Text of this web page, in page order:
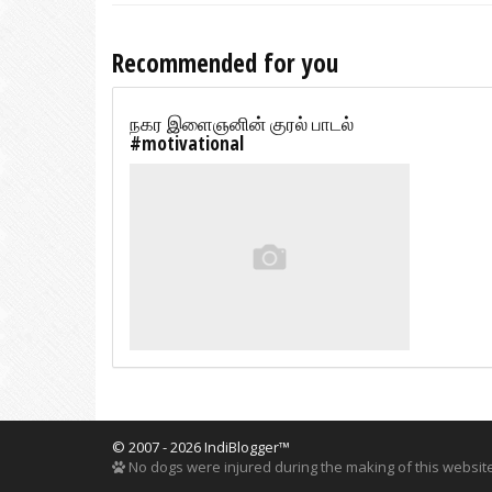
Recommended for you
நகர இளைஞனின் குரல் பாடல்
#motivational
© 2007 - 2026 IndiBlogger™
No dogs were injured during the making of this